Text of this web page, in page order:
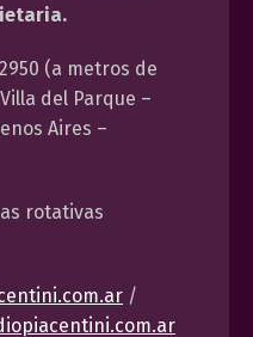
2950 (a metros de
Villa del Parque –
Aires –
rotativas
/